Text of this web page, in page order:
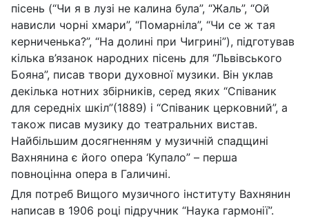
пісень (“Чи я в лузі не калина була”, “Жаль”, “Ой
нависли чорні хмари”, “Помарніла”, “Чи се ж тая
керниченька?”, “На долині при Чигрині”), підготував
кілька в’язанок народних пісень для “Львівського
Бояна”, писав твори духовної музики. Він уклав
декілька нотних збірників, серед яких “Співаник
для середніх шкіл”(1889) і “Співаник церковний”, а
також писав музику до театральних вистав.
Найбільшим досягненням у музичній спадщині
Вахнянина є його опера ‘Купало” – перша
повноцінна опера в Галичині.
Для потреб Вищого музичного інституту Вахнянин
написав в 1906 році підручник “Наука гармонії”.